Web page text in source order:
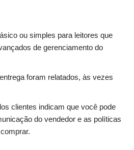
ou simples para leitores que
de gerenciamento do
foram relatados, às vezes
clientes indicam que você pode
do vendedor e as políticas